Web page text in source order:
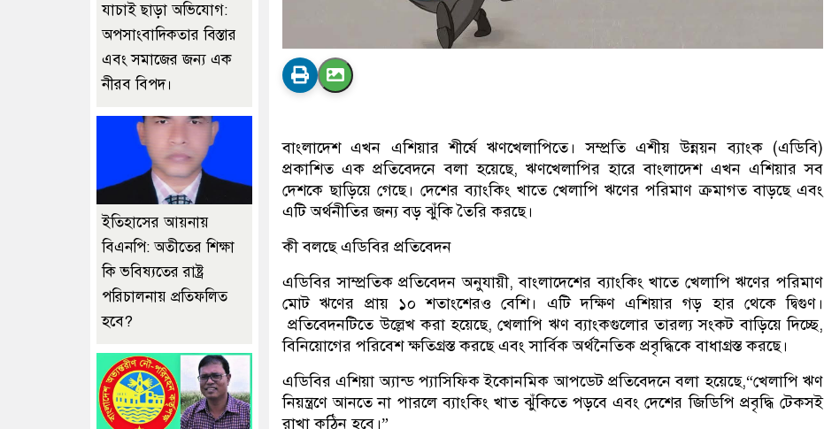
বাংলাদেশ এখন এশিয়ার শীর্ষে ঋণখেলাপিতে। সম্প্রতি এশীয় উন্নয়ন ব্যাংক (এডিবি)
প্রকাশিত এক প্রতিবেদনে বলা হয়েছে, ঋণখেলাপির হারে বাংলাদেশ এখন এশিয়ার সব
দেশকে ছাড়িয়ে গেছে। দেশের ব্যাংকিং খাতে খেলাপি ঋণের পরিমাণ ক্রমাগত বাড়ছে এবং
এটি অর্থনীতির জন্য বড় ঝুঁকি তৈরি করছে।
কী বলছে এডিবির প্রতিবেদন
এডিবির সাম্প্রতিক প্রতিবেদন অনুযায়ী, বাংলাদেশের ব্যাংকিং খাতে খেলাপি ঋণের পরিমাণ
মোট ঋণের প্রায় ১০ শতাংশেরও বেশি। এটি দক্ষিণ এশিয়ার গড় হার থেকে দ্বিগুণ।
প্রতিবেদনটিতে উল্লেখ করা হয়েছে, খেলাপি ঋণ ব্যাংকগুলোর তারল্য সংকট বাড়িয়ে দিচ্ছে,
বিনিয়োগের পরিবেশ ক্ষতিগ্রস্ত করছে এবং সার্বিক অর্থনৈতিক প্রবৃদ্ধিকে বাধাগ্রস্ত করছে।
এডিবির এশিয়া অ্যান্ড প্যাসিফিক ইকোনমিক আপডেট প্রতিবেদনে বলা হয়েছে,“খেলাপি ঋণ
নিয়ন্ত্রণে আনতে না পারলে ব্যাংকিং খাত ঝুঁকিতে পড়বে এবং দেশের জিডিপি প্রবৃদ্ধি টেকসই
রাখা কঠিন হবে।”
যাচাই ছাড়া অভিযোগ:
অপসাংবাদিকতার বিস্তার
এবং সমাজের জন্য এক
নীরব বিপদ।
ইতিহাসের আয়নায়
বিএনপি: অতীতের শিক্ষা
কি ভবিষ্যতের রাষ্ট্র
পরিচালনায় প্রতিফলিত
হবে?